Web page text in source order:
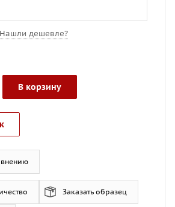
Нашли дешевле?
В корзину
Заказать образец